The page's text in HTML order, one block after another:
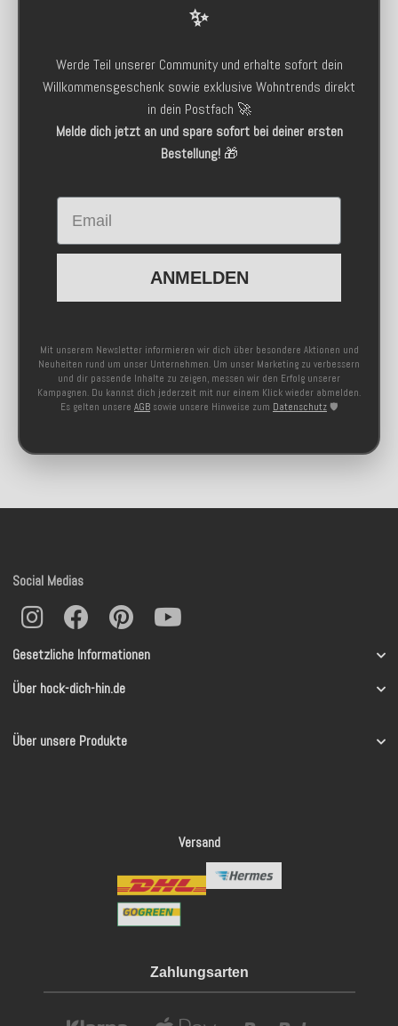
✨
Werde Teil unserer Community und erhalte sofort dein
Willkommensgeschenk sowie exklusive Wohntrends direkt
in dein Postfach 🚀
Melde dich jetzt an und spare sofort bei deiner ersten
Bestellung!🎁
Email
ANMELDEN
Mit unserem Newsletter informieren wir dich über besondere Aktionen und
Neuheiten rund um unser Unternehmen. Um unser Marketing zu verbessern
und dir passende Inhalte zu zeigen, messen wir den Erfolg unserer
Kampagnen. Du kannst dich jederzeit mit nur einem Klick wieder abmelden.
Es gelten unsere AGB sowie unsere Hinweise zum Datenschutz 🛡️
Gesetzliche Informationen
Über hock-dich-hin.de
Über unsere Produkte
Social Medias
Versand
Zahlungsarten